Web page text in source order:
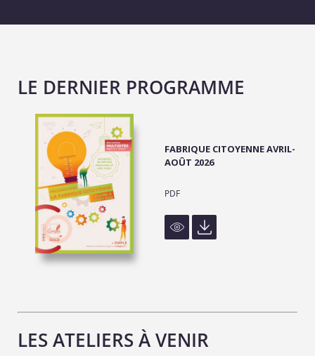
LE DERNIER PROGRAMME
FABRIQUE CITOYENNE AVRIL-
AOÛT 2026
PDF
LES ATELIERS À VENIR